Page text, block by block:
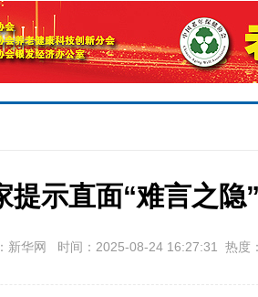
提示直面“难言之隐
新华网 时间：2025-08-24 16:27:31 热度